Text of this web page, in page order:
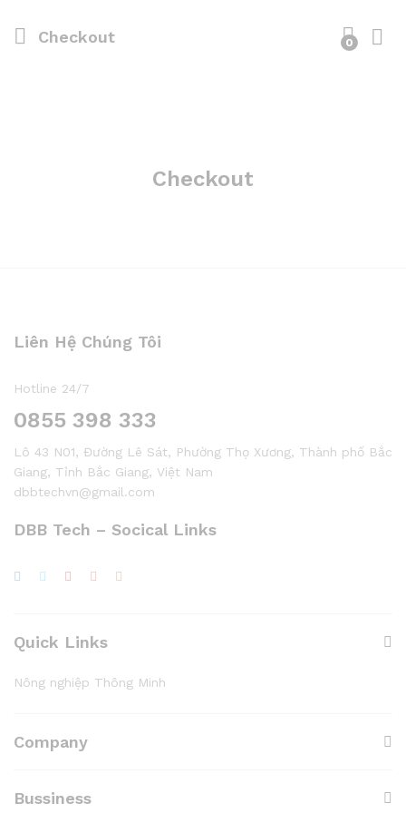
Checkout 0
Checkout
Liên Hệ Chúng Tôi
Hotline 24/7
0855 398 333
Lô 43 N01, Đường Lê Sát, Phường Thọ Xương, Thành phố Bắc
Giang, Tỉnh Bắc Giang, Việt Nam
dbbtechvn@gmail.com
DBB Tech – Socical Links
Quick Links
Nông nghiệp Thông Minh
Company
Bussiness